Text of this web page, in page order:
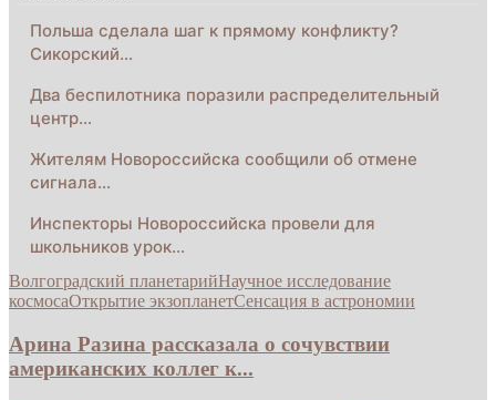
Польша сделала шаг к прямому конфликту?
Сикорский…
Два беспилотника поразили распределительный
центр…
Жителям Новороссийска сообщили об отмене
сигнала…
Инспекторы Новороссийска провели для
школьников урок…
Волгоградский планетарийНаучное исследование
космосаОткрытие экзопланетСенсация в астрономии
Арина Разина рассказала о сочувствии
американских коллег к...